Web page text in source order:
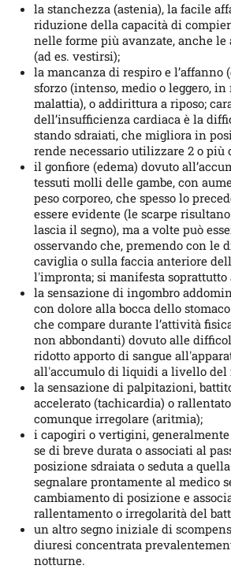
la stanchezza (astenia), la facile
riduzione della capacità di
nelle forme più avanzate, anche
(ad es. vestirsi);
la mancanza di respiro e l’affanno
sforzo (intenso, medio o leggero,
malattia), o addirittura a riposo;
dell’insufficienza cardiaca è la
stando sdraiati, che migliora in
rende necessario utilizzare 2 o
il gonfiore (edema) dovuto
tessuti molli delle gambe, con
peso corporeo, che spesso lo
essere evidente (le scarpe
lascia il segno), ma a volte può
osservando che, premendo con le
caviglia o sulla faccia anteriore
l'impronta; si manifesta soprattutto
la sensazione di ingombro
con dolore alla bocca dello
che compare durante l’attività
non abbondanti) dovuto alle
ridotto apporto di sangue
all'accumulo di liquidi a livello del
la sensazione di palpitazioni,
accelerato (tachicardia) o
comunque irregolare (aritmia);
i capogiri o vertigini,
se di breve durata o associati al
posizione sdraiata o seduta a
segnalare prontamente al medico
cambiamento di posizione e
rallentamento o irregolarità del
un altro segno iniziale di
diuresi concentrata
notturne.